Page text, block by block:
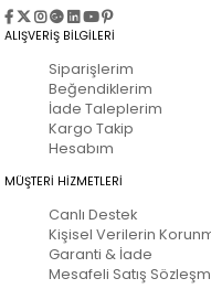
ALIŞVERİŞ BİLGİLERİ
Siparişlerim
Beğendiklerim
İade Taleplerim
Kargo Takip
Hesabım
MÜŞTERİ HİZMETLERİ
Canlı Destek
Kişisel Verilerin
Garanti & İade
Mesafeli Satış